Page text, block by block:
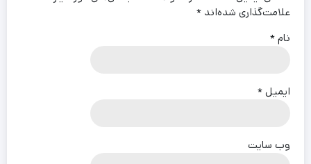
علامت‌گذاری شده‌اند *
نام*
ایمیل*
وب‌ سایت